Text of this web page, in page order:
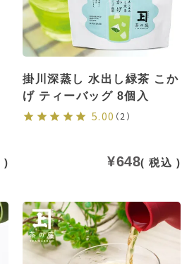
掛川深蒸し 水出し緑茶 こか
げ ティーバッグ 8個入
5.00 （2）
¥648 税込